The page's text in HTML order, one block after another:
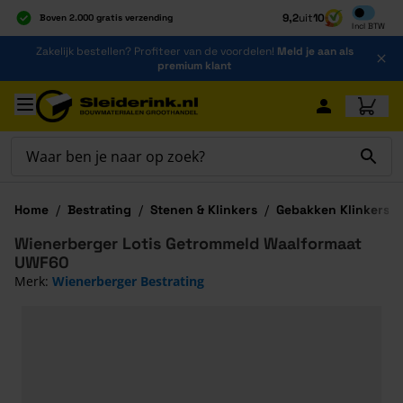
Boven 2.000 gratis verzending
Al 40 jaar dé specialist
Alles onder één dak
9,2uit10
Incl BTW
Inclusief
Ga naar de inhoud
Zakelijk bestellen? Profiteer van de voordelen! Meld je aan als
premium klant
Ga naar hoofdinhoud
Home / Bestrating / Stenen & Klinkers / Gebakken Klinkers
Wienerberger Lotis Getrommeld Waalformaat
UWF60
Merk: Wienerberger Bestrating